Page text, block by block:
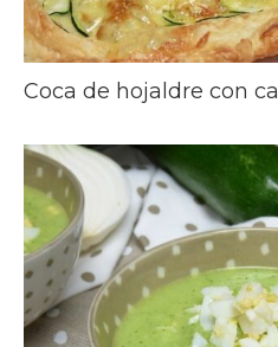
Coca de hojaldre con